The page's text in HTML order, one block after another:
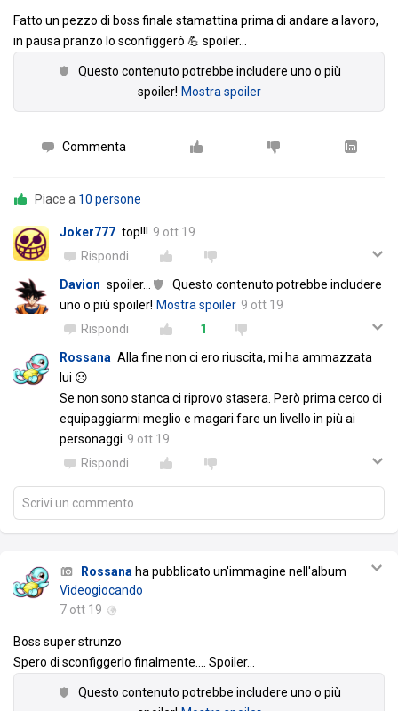
Fatto un pezzo di boss finale stamattina prima di andare a lavoro,
in pausa pranzo lo sconfiggerò 💪 spoiler…
Questo contenuto potrebbe includere uno o più
spoiler! Mostra spoiler
Commenta
Piace a 10 persone
Joker777 top!!! 9 ott 19
Rispondi
Davion spoiler…
Questo contenuto potrebbe includere
uno o più spoiler! Mostra spoiler 9 ott 19
Rispondi
1
Rossana Alla fine non ci ero riuscita, mi ha ammazzata
lui ☹️
Se non sono stanca ci riprovo stasera. Però prima cerco di
equipaggiarmi meglio e magari fare un livello in più ai
personaggi 9 ott 19
Rispondi
Scrivi un commento
Rossana ha pubblicato un'immagine nell'album
Videogiocando
7 ott 19
Boss super strunzo
Spero di sconfiggerlo finalmente.... Spoiler…
Questo contenuto potrebbe includere uno o più